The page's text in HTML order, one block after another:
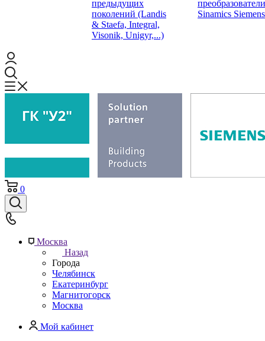
предыдущих
поколений (Landis
& Staefa, Integral,
Visonik, Unigyr,...)
преобразователи
Sinamics Siemens
0
Москва
Назад
Города
Челябинск
Екатеринбург
Магнитогорск
Москва
Мой кабинет